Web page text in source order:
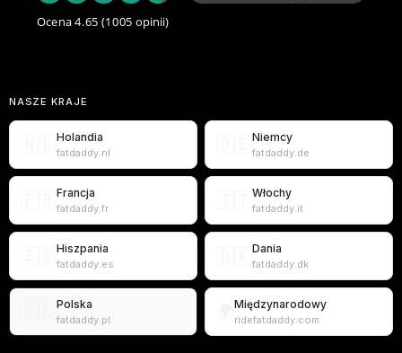
Ocena 4.65 (1005 opinii)
NASZE KRAJE
Holandia
fatdaddy.nl
Niemcy
fatdaddy.de
Francja
fatdaddy.fr
Włochy
fatdaddy.it
Hiszpania
fatdaddy.es
Dania
fatdaddy.dk
Polska
fatdaddy.pl
Międzynarodowy
ridefatdaddy.com